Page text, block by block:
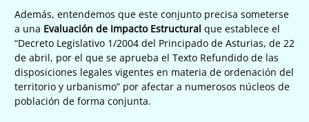
Además, entendemos que este conjunto precisa someterse
a una Evaluación de Impacto Estructural que establece el
“Decreto Legislativo 1/2004 del Principado de Asturias, de 22
de abril, por el que se aprueba el Texto Refundido de las
disposiciones legales vigentes en materia de ordenación del
territorio y urbanismo” por afectar a numerosos núcleos de
población de forma conjunta.